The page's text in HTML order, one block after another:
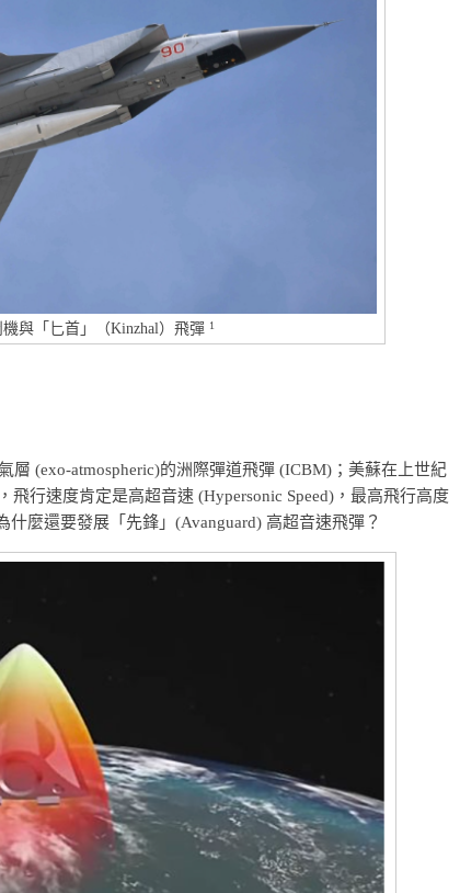
與「匕首」（Kinzhal）飛彈 1
層 (exo-atmospheric)的洲際彈道飛彈 (ICBM)；美蘇在上世紀
行速度肯定是高超音速 (Hypersonic Speed)，最高飛行高度
麼還要發展「先鋒」(Avanguard) 高超音速飛彈？